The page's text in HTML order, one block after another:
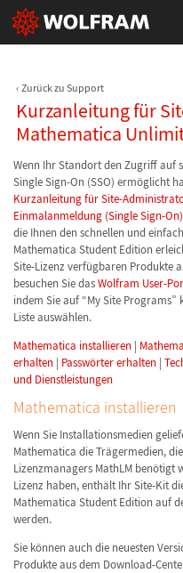
Zurück zu Support
Kurzanleitung für
Mathematica
Wenn Ihr Standort den Zugriff auf
Single Sign-On (SSO) ermöglicht
Kurzanleitung für Site-
Einmalanmeldung (Single Sign-On)
die Ihnen den schnellen und
Mathematica Student Edition
Site-Lizenz verfügbaren Produkte
besuchen Sie dasWolfram User-
indem Sie auf “My Site
Liste auswählen.
Mathematica installieren |
erhalten | Passwörter erhalten |
und Dienstleistungen
Mathematica installieren
Wenn Sie Installationsmedien
Mathematica die Trägermedien,
Lizenzmanagers MathLM benötigt
Lizenz haben, enthält Ihr Site-Kit
Mathematica Student Edition auf
werden.
Sie können auch die neuesten
Produkte aus dem Download-